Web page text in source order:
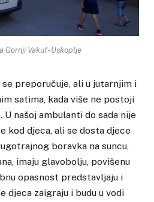
Gornji Vakuf- Uskoplje
preporučuje, ali u jutarnjim i
satima, kada više ne postoji
U našoj ambulanti do sada nije
kod djeca, ali se dosta djece
boravka na suncu,
imaju glavobolju, povišenu
opasnost predstavljaju i
djeca zaigraju i budu u vodi